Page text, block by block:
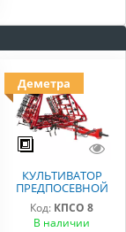
Деметра
КУЛЬТИВАТОР
ПРЕДПОСЕВНОЙ
ОБРАБОТКИ
КПСО-8 ДЕМЕТРА
Код: КПСО 8
В наличии